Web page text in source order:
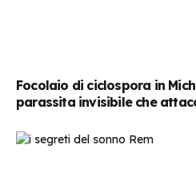
Focolaio di ciclospora in
parassita invisibile che